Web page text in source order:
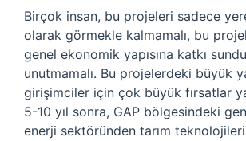
Birçok insan, bu projeleri sadece
olarak görmekle kalmamalı, bu
genel ekonomik yapısına katkı
unutmamalı. Bu projelerdeki büyük
girişimciler için çok büyük fırsatlar
5-10 yıl sonra, GAP bölgesindeki
enerji sektöründen tarım